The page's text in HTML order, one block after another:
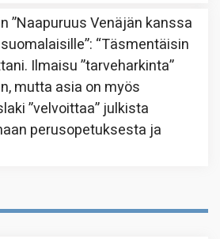
”Naapuruus Venäjän kanssa
: “Täsmentäisin
Ilmaisu ”tarveharkinta”
mutta asia on myös
”velvoittaa” julkista
perusopetuksesta ja